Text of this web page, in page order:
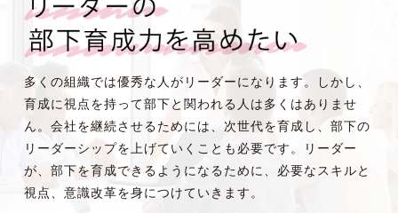
多くの組織では優秀な人がリーダーになります。しかし、
育成に視点を持って部下と関われる人は多くはありませ
ん。会社を継続させるためには、次世代を育成し、部下の
リーダーシップを上げていくことも必要です。リーダー
が、部下を育成できるようになるために、必要なスキルと
視点、意識改革を身につけていきます。